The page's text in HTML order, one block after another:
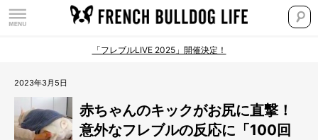
「フレブルLIVE 2025」開催決定！
2023年3月5日
赤ちゃんのキックがお尻に直撃！
意外なフレブルの反応に「100回